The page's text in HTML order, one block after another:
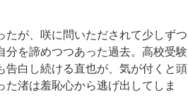
が、咲に問いただされて少しずつ
を諦めつつあった過去。高校受験
白し続ける直也が、気が付くと頭
渚は羞恥心から逃げ出してしま